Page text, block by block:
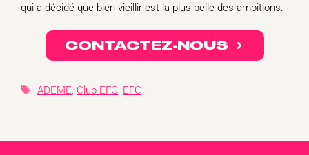
qui a décidé que bien vieillir est la plus belle des ambitions.
CONTACTEZ-NOUS
Étiquettes
ADEME, Club EFC, EFC